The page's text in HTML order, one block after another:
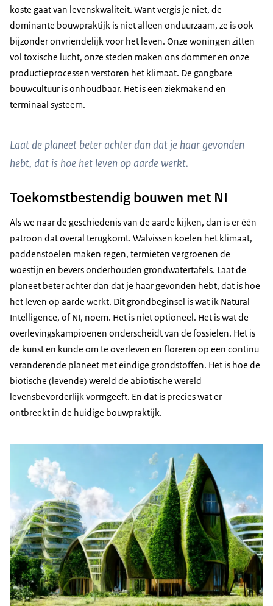
koste gaat van levenskwaliteit. Want vergis je niet, de
dominante bouwpraktijk is niet alleen onduurzaam, ze is ook
bijzonder onvriendelijk voor het leven. Onze woningen zitten
vol toxische lucht, onze steden maken ons dommer en onze
productieprocessen verstoren het klimaat. De gangbare
bouwcultuur is onhoudbaar. Het is een ziekmakend en
terminaal systeem.
Laat de planeet beter achter dan dat je haar gevonden
hebt, dat is hoe het leven op aarde werkt.
Toekomstbestendig bouwen met NI
Als we naar de geschiedenis van de aarde kijken, dan is er één
patroon dat overal terugkomt. Walvissen koelen het klimaat,
paddenstoelen maken regen, termieten vergroenen de
woestijn en bevers onderhouden grondwatertafels. Laat de
planeet beter achter dan dat je haar gevonden hebt, dat is hoe
het leven op aarde werkt. Dit grondbeginsel is wat ik Natural
Intelligence, of NI, noem. Het is niet optioneel. Het is wat de
overlevingskampioenen onderscheidt van de fossielen. Het is
de kunst en kunde om te overleven en floreren op een continu
veranderende planeet met eindige grondstoffen. Het is hoe de
biotische (levende) wereld de abiotische wereld
levensbevorderlijk vormgeeft. En dat is precies wat er
ontbreekt in de huidige bouwpraktijk.